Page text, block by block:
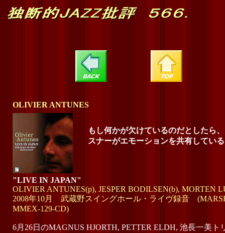
OLIVIER ANTUNES
もし何かが欠けているのだとしたら
スナーがエモーションを共有してい
"LIVE IN JAPAN"
OLIVIER ANTUNES(p), JESPER BODILSEN(b), MORTEN
2008年10月 武蔵野スイングホール・ライヴ録音
MMEX-129-CD)
6月26日のMAGNUS HJORTH, PETTER ELDH, 池長一美